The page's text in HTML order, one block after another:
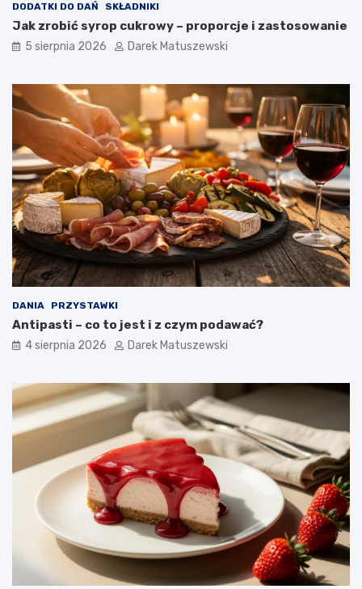
DODATKI DO DAŃ SKŁADNIKI
Jak zrobić syrop cukrowy – proporcje i zastosowanie
5 sierpnia 2026 Darek Matuszewski
DANIA PRZYSTAWKI
Antipasti – co to jest i z czym podawać?
4 sierpnia 2026 Darek Matuszewski